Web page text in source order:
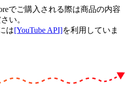
でご購入される際は商品の内容
い。
は[YouTube API]を利用していま